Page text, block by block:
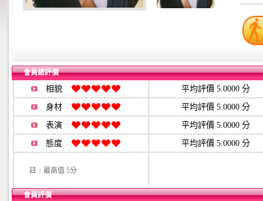
會員總評價
相貌 平均評價 5.0000 分
身材 平均評價 5.0000 分
表演 平均評價 5.0000 分
態度 平均評價 5.0000 分
註﹕最高值 5分
會員評價